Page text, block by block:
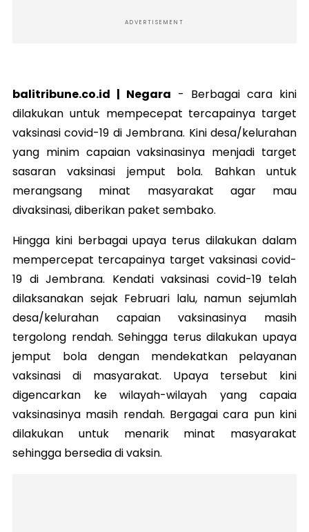
ADVERTISEMENT
balitribune.co.id | Negara - Berbagai cara kini
dilakukan untuk mempecepat tercapainya target
vaksinasi covid-19 di Jembrana. Kini desa/kelurahan
yang minim capaian vaksinasinya menjadi target
sasaran vaksinasi jemput bola. Bahkan untuk
merangsang minat masyarakat agar mau
divaksinasi, diberikan paket sembako.
Hingga kini berbagai upaya terus dilakukan dalam
mempercepat tercapainya target vaksinasi covid-
19 di Jembrana. Kendati vaksinasi covid-19 telah
dilaksanakan sejak Februari lalu, namun sejumlah
desa/kelurahan capaian vaksinasinya masih
tergolong rendah. Sehingga terus dilakukan upaya
jemput bola dengan mendekatkan pelayanan
vaksinasi di masyarakat. Upaya tersebut kini
digencarkan ke wilayah-wilayah yang capaia
vaksinasinya masih rendah. Bergagai cara pun kini
dilakukan untuk menarik minat masyarakat
sehingga bersedia di vaksin.